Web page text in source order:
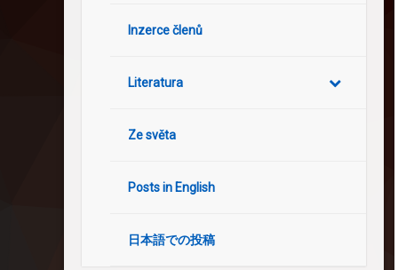
Inzerce členů
Literatura
Ze světa
Posts in English
日本語での投稿